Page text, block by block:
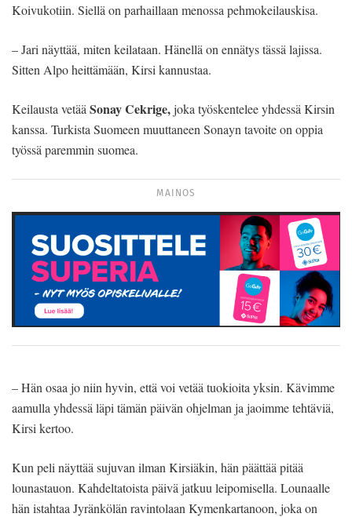
Koivukotiin. Siellä on parhaillaan menossa pehmokeilauskisa.
– Jari näyttää, miten keilataan. Hänellä on ennätys tässä lajissa.
Sitten Alpo heittämään, Kirsi kannustaa.
Keilausta vetää Sonay Cekrige,joka työskentelee yhdessä Kirsin
kanssa. Turkista Suomeen muuttaneen Sonayn tavoite on oppia
työssä paremmin suomea.
MAINOS
– Hän osaa jo niin hyvin, että voi vetää tuokioita yksin. Kävimme
aamulla yhdessä läpi tämän päivän ohjelman ja jaoimme tehtäviä,
Kirsi kertoo.
Kun peli näyttää sujuvan ilman Kirsiäkin, hän päättää pitää
lounastauon. Kahdeltatoista päivä jatkuu leipomisella. Lounaalle
hän istahtaa Jyränkölän ravintolaan Kymenkartanoon, joka on